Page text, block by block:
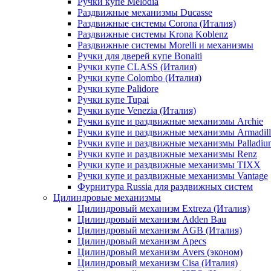
Раздвижные механизмы Ducasse
Раздвижные системы Corona (Италия)
Раздвижные системы Krona Koblenz
Раздвижные системы Morelli и механизмы
Ручки для дверей купе Bonaiti
Ручки купе CLASS (Италия)
Ручки купе Colombo (Италия)
Ручки купе Palidore
Ручки купе Tupai
Ручки купе Venezia (Италия)
Ручки купе и раздвижные механизмы Archie
Ручки купе и раздвижные механизмы
Ручки купе и раздвижные механизмы
Ручки купе и раздвижные механизмы Renz
Ручки купе и раздвижные механизмы TIXX
Ручки купе и раздвижные механизмы Vantage
Фурнитура Russia для раздвижных систем
Цилиндровые механизмы
Цилиндровый механизм Extreza (Италия)
Цилиндровый механизм Adden Bau
Цилиндровый механизм AGB (Италия)
Цилиндровый механизм Apecs
Цилиндровый механизм Avers (эконом)
Цилиндровый механизм Cisa (Италия)